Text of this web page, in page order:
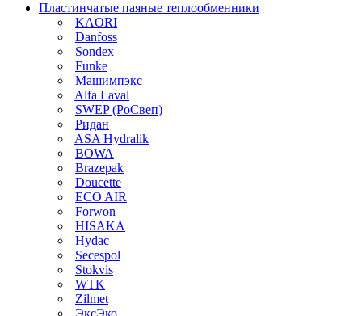
Пластинчатые паяные теплообменники
KAORI
Danfoss
Sondex
Funke
Машимпэкс
Alfa Laval
SWEP (РоСвеп)
Ридан
ASA Hydralik
BOWA
Brazepak
Doucette
ECO AIR
Forwon
HISAKA
Hydac
Secespol
Stokvis
WTK
Zilmet
ЭксЭко